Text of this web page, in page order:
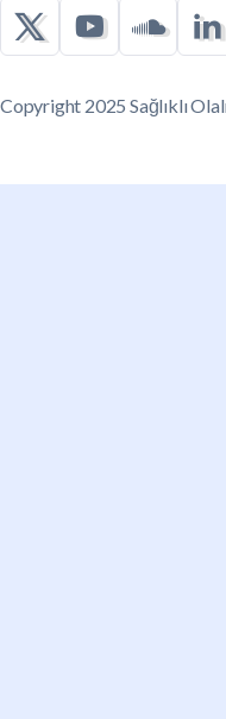
Copyright 2025 Sağlıklı